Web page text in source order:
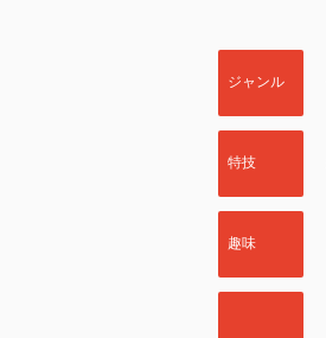
ジャンル
特技
趣味